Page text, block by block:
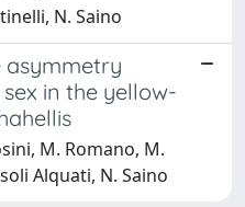
N. Saino
asymmetry
in the yellow-
M. Romano, M.
Alquati, N. Saino